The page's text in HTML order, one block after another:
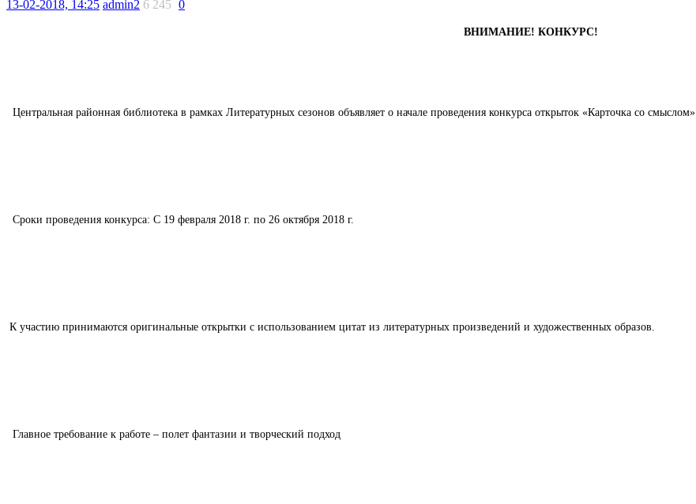
13-02-2018, 14:25 admin2 6 245 0
ВНИМАНИЕ! КОНКУРС!
Центральная районная библиотека в рамках Литературных сезонов объявляет о начале проведения конкурса открыток «Карточка со смыслом»
Сроки проведения конкурса: С 19 февраля 2018 г. по 26 октября 2018 г.
К участию принимаются оригинальные открытки с использованием цитат из литературных произведений и художественных образов.
Главное требование к работе – полет фантазии и творческий подход